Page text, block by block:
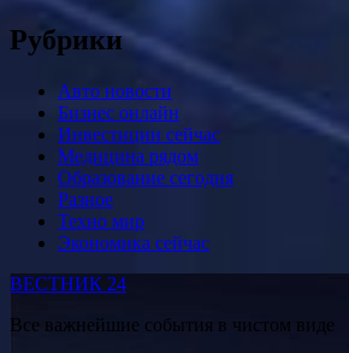
Рубрики
Авто новости
Бизнес онлайн
Инвестиции сейчас
Медицина рядом
Образование сегодня
Разное
Техно мир
Экономика сейчас
ВЕСТНИК 24
Все важнейшие события в чистом виде